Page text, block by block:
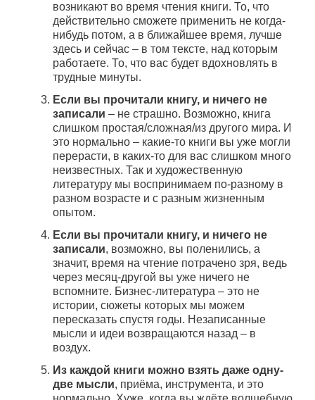
возникают во время чтения книги. То, что
действительно сможете применить не когда-
нибудь потом, а в ближайшее время, лучше
здесь и сейчас – в том тексте, над которым
работаете. То, что вас будет вдохновлять в
трудные минуты.
Если вы прочитали книгу, и ничего не
записали – не страшно. Возможно, книга
слишком простая/сложная/из другого мира. И
это нормально – какие-то книги вы уже могли
перерасти, в каких-то для вас слишком много
неизвестных. Так и художественную
литературу мы воспринимаем по-разному в
разном возрасте и с разным жизненным
опытом.
Если вы прочитали книгу, и ничего не
записали, возможно, вы поленились, а
значит, время на чтение потрачено зря, ведь
через месяц-другой вы уже ничего не
вспомните. Бизнес-литература – это не
истории, сюжеты которых мы можем
пересказать спустя годы. Незаписанные
мысли и идеи возвращаются назад – в
воздух.
Из каждой книги можно взять даже одну-
две мысли, приёма, инструмента, и это